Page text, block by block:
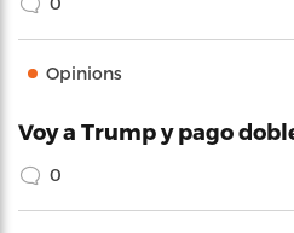
Opinions
Voy a Trump y pago
0